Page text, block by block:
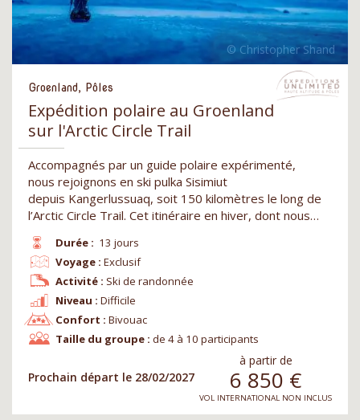
Groenland, Pôles
Expédition polaire au Groenland
sur l'Arctic Circle Trail
Accompagnés par un guide polaire expérimenté,
nous rejoignons en ski pulka Sisimiut
depuis Kangerlussuaq, soit 150 kilomètres le long de
l’Arctic Circle Trail. Cet itinéraire en hiver, dont nous…
Durée : 13 jours
Niveau : Difficile
Voyage : Exclusif
Confort : Bivouac
Activité : Ski de randonnée
Taille du groupe : de 4 à 10 participants
Prochain départ le 28/02/2027
à partir de
6 850 €
VOL INTERNATIONAL NON INCLUS